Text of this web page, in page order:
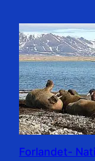
Forlandet-